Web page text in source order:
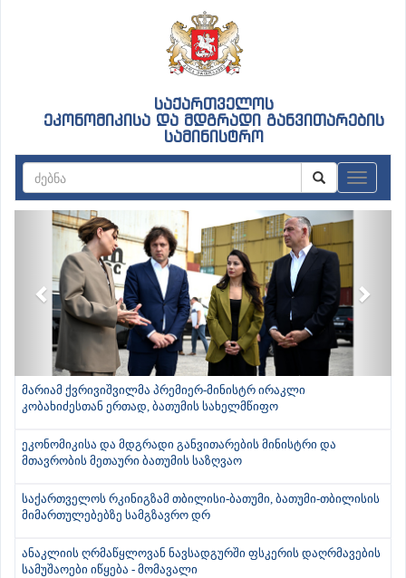
საქართველოს
ეკონომიკისა და მდგრადი განვითარების
სამინისტრო
Previous
მარიამ ქვრივიშვილმა პრემიერ-მინისტრ ირაკლი
კობახიძესთან ერთად, ბათუმის სახელმწიფო
ეკონომიკისა და მდგრადი განვითარების მინისტრი და
მთავრობის მეთაური ბათუმის საზღვაო
საქართველოს რკინიგზამ თბილისი-ბათუმი, ბათუმი-თბილისის
მიმართულებებზე სამგზავრო დრ
ანაკლიის ღრმაწყლოვან ნავსადგურში ფსკერის დაღრმავების
სამუშაოები იწყება - მომავალი